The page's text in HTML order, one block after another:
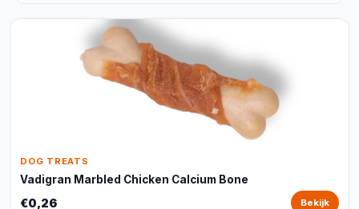
DOG TREATS
Vadigran Marbled Chicken Calcium Bone
€0,26 Bekijk